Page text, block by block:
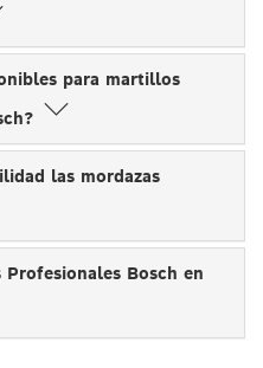
para martillos
las mordazas
Bosch en